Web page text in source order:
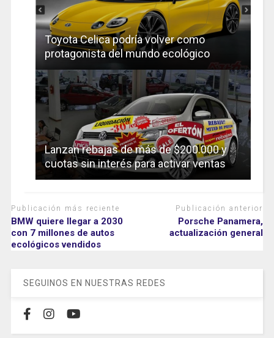
Toyota Celica podría volver como
protagonista del mundo ecológico
Lanzan rebajas de más de $200.000 y
cuotas sin interés para activar ventas
Publicación más reciente
BMW quiere llegar a 2030
con 7 millones de autos
ecológicos vendidos
Publicación anterior
Porsche Panamera,
actualización general
SEGUINOS EN NUESTRAS REDES